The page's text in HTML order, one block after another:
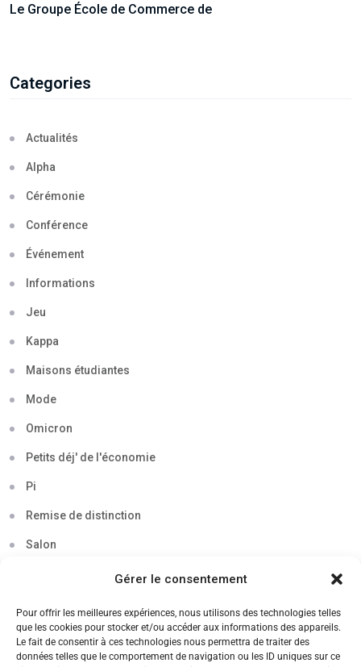
Gérer le consentement
Pour offrir les meilleures expériences, nous utilisons des technologies telles
que les cookies pour stocker et/ou accéder aux informations des appareils.
Le fait de consentir à ces technologies nous permettra de traiter des
données telles que le comportement de navigation ou les ID uniques sur ce
Le Groupe École de Commerce de
Categories
Actualités
Alpha
Cérémonie
Conférence
Événement
Informations
Jeu
Kappa
Maisons étudiantes
Mode
Omicron
Petits déj' de l'économie
Pi
Remise de distinction
Salon
Soirée
Sortie découverte